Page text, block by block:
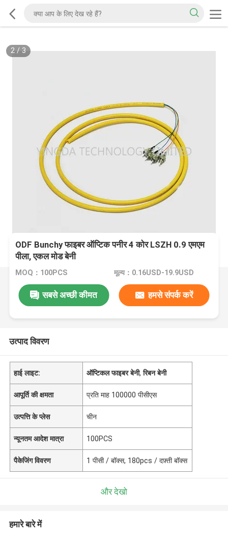
2/ 3
ODF Bunchy फाइबर ऑप्टिक पनीर 4 कोर LSZH 0.9 एमएम
पीला, एकल मोड बेनी
MOQ：100PCS मूल्य：0.16USD-19.9USD
सबसे अच्छी कीमत हमसे संपर्क करें
उत्पाद विवरण
हाई लाइट: ऑप्टिकल फाइबर बेनी,रिबन बेनी
आपूर्ति की क्षमता प्रति माह 100000 पीसीएस
उत्पत्ति के प्लेस चीन
न्यूनतम आदेश मात्रा 100PCS
पैकेजिंग विवरण 1 पीसी / बॉक्स, 180pcs / दफ़्ती बॉक्स
और देखो
हमारे बारे में